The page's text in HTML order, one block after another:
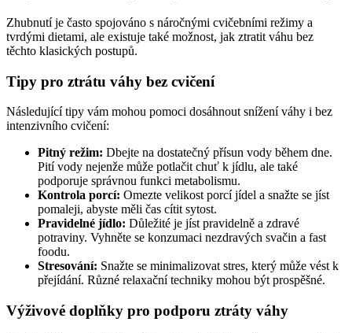
Zhubnutí je často spojováno s náročnými cvičebními režimy a
tvrdými dietami, ale existuje také možnost, jak ztratit váhu bez
těchto klasických postupů.
Tipy pro ztrátu váhy bez cvičení
Následující tipy vám mohou pomoci dosáhnout snížení váhy i bez
intenzivního cvičení:
Pitný režim: Dbejte na dostatečný přísun vody během dne.
Pití vody nejenže může potlačit chuť k jídlu, ale také
podporuje správnou funkci metabolismu.
Kontrola porcí: Omezte velikost porcí jídel a snažte se jíst
pomaleji, abyste měli čas cítit sytost.
Pravidelné jídlo: Důležité je jíst pravidelně a zdravé
potraviny. Vyhněte se konzumaci nezdravých svačin a fast
foodu.
Stresování: Snažte se minimalizovat stres, který může vést k
přejídání. Různé relaxační techniky mohou být prospěšné.
Výživové doplňky pro podporu ztráty váhy